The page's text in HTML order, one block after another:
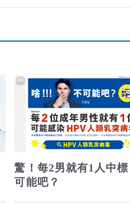
驚！每2男就有1人中
可能吧？
PR